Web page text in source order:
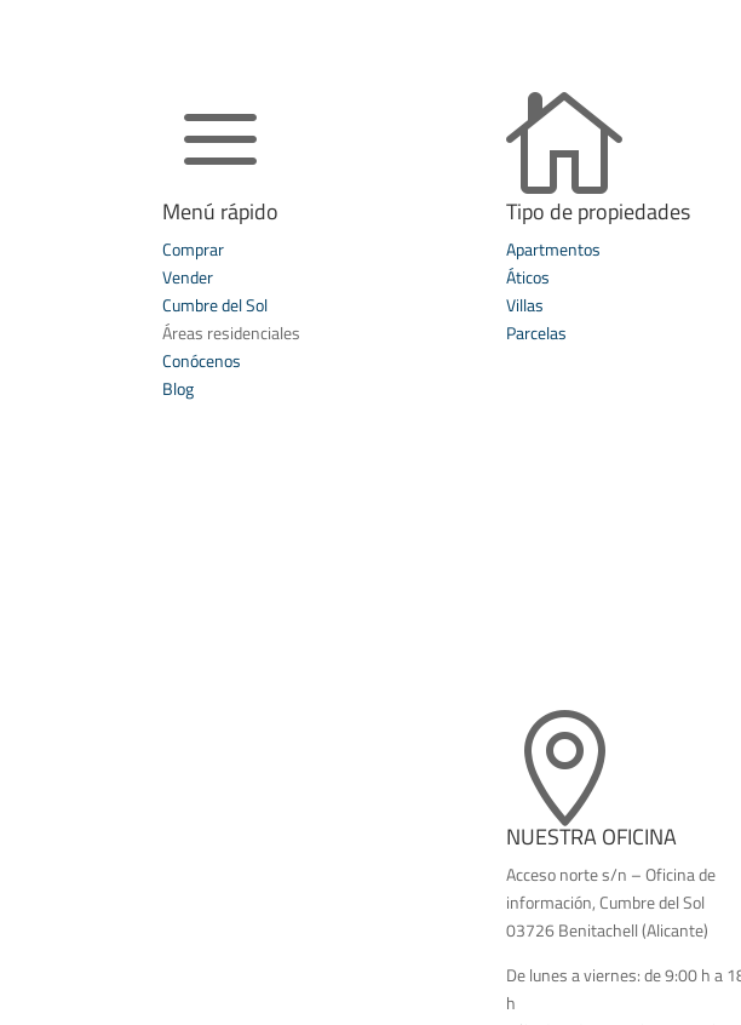
a
Menú rápido
Comprar
Vender
Cumbre del Sol
Áreas residenciales
Conócenos
Blog

Tipo de propiedades
Apartmentos
Áticos
Villas
Parcelas

NUESTRA OFICINA
Acceso norte s/n – Oficina de
información, Cumbre del Sol
03726 Benitachell (Alicante)
De lunes a viernes: de 9:00 h a
h